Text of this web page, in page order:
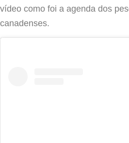
vídeo como foi a agenda dos
canadenses.